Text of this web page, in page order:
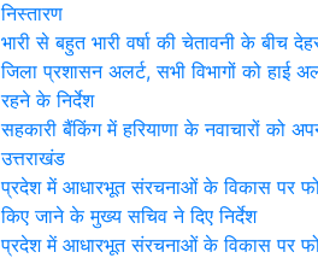
निस्तारण
भारी से बहुत भारी वर्षा की चेतावनी के बीच
जिला प्रशासन अलर्ट, सभी विभागों को हाई
रहने के निर्देश
सहकारी बैंकिंग में हरियाणा के नवाचारों को
उत्तराखंड
प्रदेश में आधारभूत संरचनाओं के विकास पर
किए जाने के मुख्य सचिव ने दिए निर्देश
प्रदेश में आधारभूत संरचनाओं के विकास पर